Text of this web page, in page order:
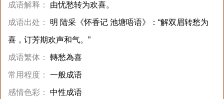
成语解释： 由忧愁转为欢喜。
成语出处： 明 陆采《怀香记 池塘唔语》：“解双眉转愁为
喜，订芳期欢声和气。”
成语繁体： 轉愁為喜
常用程度： 一般成语
感情色彩： 中性成语